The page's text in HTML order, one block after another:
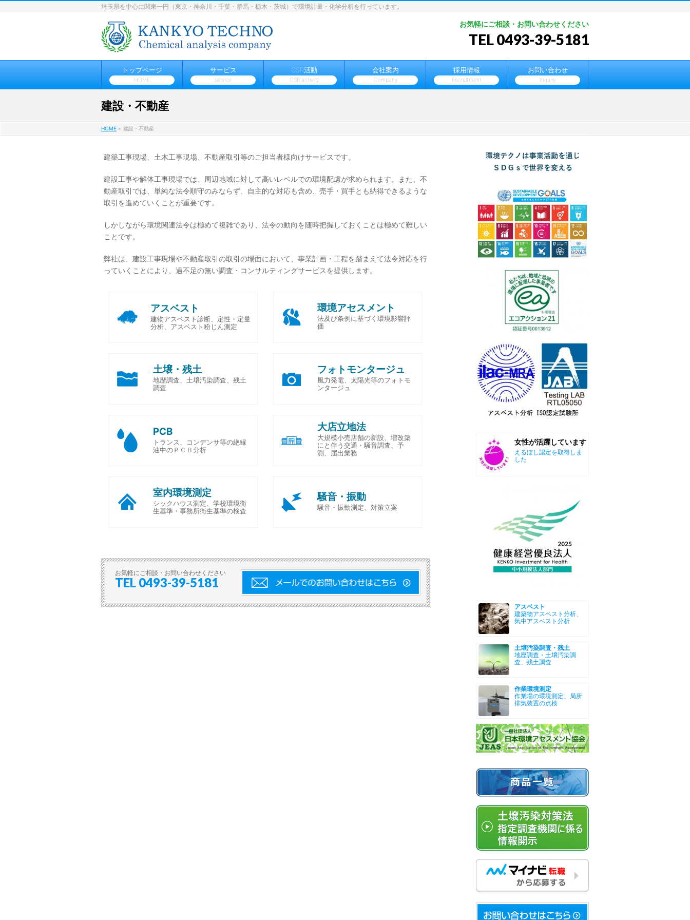
埼玉県を中心に関東一円（東京・神奈川・千葉・群馬・栃木・茨城）で環境計量・化学分析を行っています。
お気軽にご相談・お問い合わせください
TEL 0493-39-5181
トップページ
HOME
サービス
service
CSR活動
CSR activity
会社案内
Company
採用情報
Recruitment
お問い合わせ
Inquiry
建設・不動産
HOME » 建設・不動産
建築工事現場、土木工事現場、不動産取引等のご担当者様向けサービスです。
建設工事や解体工事現場では、周辺地域に対して高いレベルでの環境配慮が求められます。また、不
動産取引では、単純な法令順守のみならず、自主的な対応も含め、売手 ・買手とも納得できるような
取引を進めていくことが重要です。
しかしながら環境関連法令は極めて複雑であり、法令の動向を随時把握しておくことは極めて難しい
ことです。
弊社は、建設工事現場や不動産取引の取引の場面において、事業計画・工程を踏まえて法令対応を行
っていくことにより、過不足の無い調査 ・コンサルティングサービスを提供します。
アスベスト
建物アスベスト診断、定性・定量
分析、アスベスト粉じん測定
環境アセスメント
法及び条例に基づく環境影響評
価
土壌・残土
地歴調査、土壌汚染調査、残土
調査
フォトモンタージュ
風力発電、太陽光等のフォトモ
ンタージュ
PCB
トランス、コンデンサ等の絶縁
油中のＰ ＣＢ分析
大店立地法
大規模小売店舗の新設、増改築
にと伴う交通・騒音調査、予
測、届出業務
室内環境測定
シックハウス測定、学校環境衛
生基準・事務所衛生基準の検査
騒音・振動
騒音・振動測定、対策立案
お気軽にご相談・お問い合わせください
TEL 0493-39-5181
女性が活躍しています
えるぼし認定を取得しま
した
アスベスト
建築物アスベスト分析、
気中アスベスト分析
土壌汚染調査・残土
地歴調査・土壌汚染調
査、残土調査
作業環境測定
作業場の環境測定、局所
排気装置の点検